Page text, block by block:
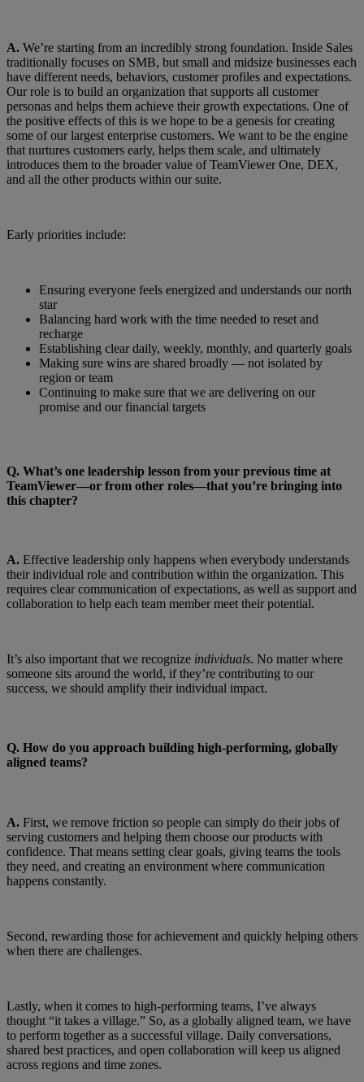
A. We’re starting from an incredibly strong foundation. Inside Sales
traditionally focuses on SMB, but small and midsize businesses each
have different needs, behaviors, customer profiles and expectations.
Our role is to build an organization that supports all customer
personas and helps them achieve their growth expectations. One of
the positive effects of this is we hope to be a genesis for creating
some of our largest enterprise customers. We want to be the engine
that nurtures customers early, helps them scale, and ultimately
introduces them to the broader value of TeamViewer One, DEX,
and all the other products within our suite.
Early priorities include:
Ensuring everyone feels energized and understands our north
star
Balancing hard work with the time needed to reset and
recharge
Establishing clear daily, weekly, monthly, and quarterly goals
Making sure wins are shared broadly — not isolated by
region or team
Continuing to make sure that we are delivering on our
promise and our financial targets
Q. What’s one leadership lesson from your previous time at
TeamViewer—or from other roles—that you’re bringing into
this chapter?
A. Effective leadership only happens when everybody understands
their individual role and contribution within the organization. This
requires clear communication of expectations, as well as support and
collaboration to help each team member meet their potential.
It’s also important that we recognize individuals. No matter where
someone sits around the world, if they’re contributing to our
success, we should amplify their individual impact.
Q. How do you approach building high-performing, globally
aligned teams?
A. First, we remove friction so people can simply do their jobs of
serving customers and helping them choose our products with
confidence. That means setting clear goals, giving teams the tools
they need, and creating an environment where communication
happens constantly.
Second, rewarding those for achievement and quickly helping others
when there are challenges.
Lastly, when it comes to high-performing teams, I’ve always
thought “it takes a village.” So, as a globally aligned team, we have
to perform together as a successful village. Daily conversations,
shared best practices, and open collaboration will keep us aligned
across regions and time zones.